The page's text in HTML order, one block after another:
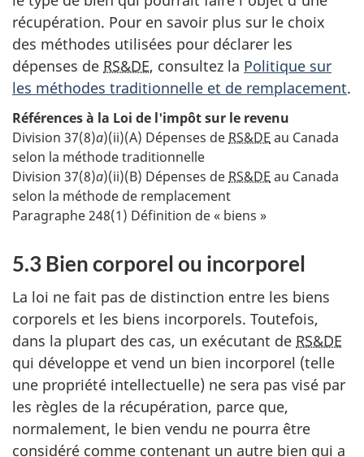
récupération. Pour en savoir plus sur le choix
des méthodes utilisées pour déclarer les
dépenses de RS&DE, consultez la Politique sur
les méthodes traditionnelle et de remplacement.
Références à la Loi de l'impôt sur le revenu
Division 37(8)a)(ii)(A) Dépenses de RS&DE au Canada
selon la méthode traditionnelle
Division 37(8)a)(ii)(B) Dépenses de RS&DE au Canada
selon la méthode de remplacement
Paragraphe 248(1) Définition de « biens »
5.3 Bien corporel ou incorporel
La loi ne fait pas de distinction entre les biens
corporels et les biens incorporels. Toutefois,
dans la plupart des cas, un exécutant de RS&DE
qui développe et vend un bien incorporel (telle
une propriété intellectuelle) ne sera pas visé par
les règles de la récupération, parce que,
normalement, le bien vendu ne pourra être
considéré comme contenant un autre bien qui a